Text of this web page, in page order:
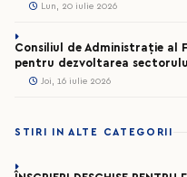
Lun, 20 iulie 2026
Consiliul de Administrație al
pentru dezvoltarea
Joi, 16 iulie 2026
STIRI IN ALTE CATEGORII